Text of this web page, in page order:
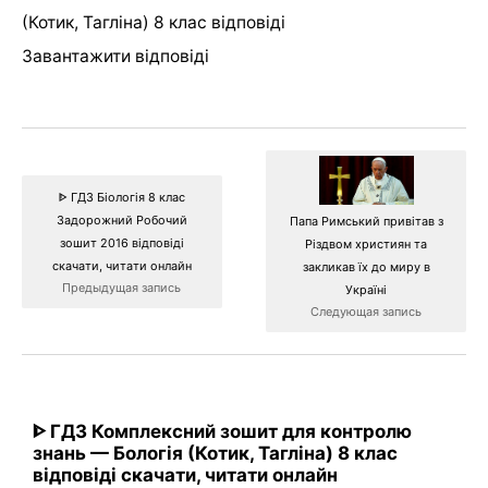
(Котик, Тагліна) 8 клас відповіді
Завантажити відповіді
ᐈ ГДЗ Біологія 8 клас
Задорожний Робочий
зошит 2016 відповіді
скачати, читати онлайн
Предыдущая запись
Папа Римський привітав з
Різдвом християн та
закликав їх до миру в
Україні
Следующая запись
ᐈ ГДЗ Комплексний зошит для контролю
знань — Бологія (Котик, Тагліна) 8 клас
відповіді скачати, читати онлайн